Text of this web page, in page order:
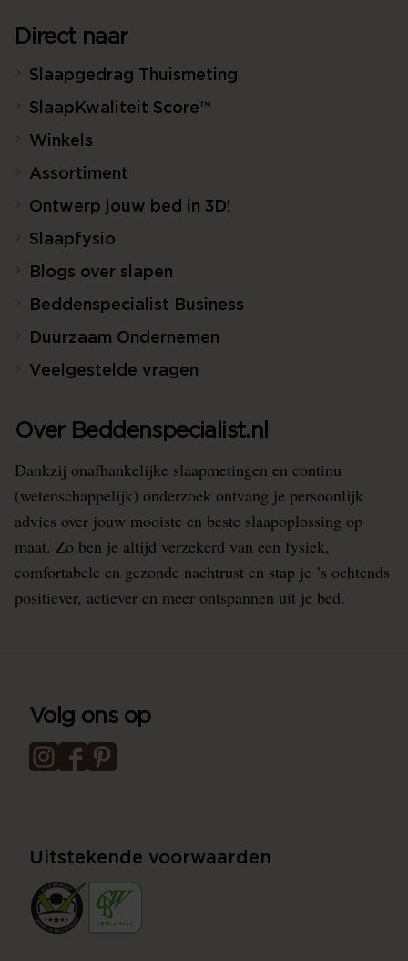
Direct naar
Slaapgedrag Thuismeting
SlaapKwaliteit Score™
Winkels
Assortiment
Ontwerp jouw bed in 3D!
Slaapfysio
Blogs over slapen
Beddenspecialist Business
Duurzaam Ondernemen
Veelgestelde vragen
Over Beddenspecialist.nl
Dankzij onafhankelijke slaapmetingen en continu
(wetenschappelijk) onderzoek ontvang je persoonlijk
advies over jouw mooiste en beste slaapoplossing op
maat. Zo ben je altijd verzekerd van een fysiek,
comfortabele en gezonde nachtrust en stap je ’s ochtends
positiever, actiever en meer ontspannen uit je bed.
Volg ons op
Uitstekende voorwaarden